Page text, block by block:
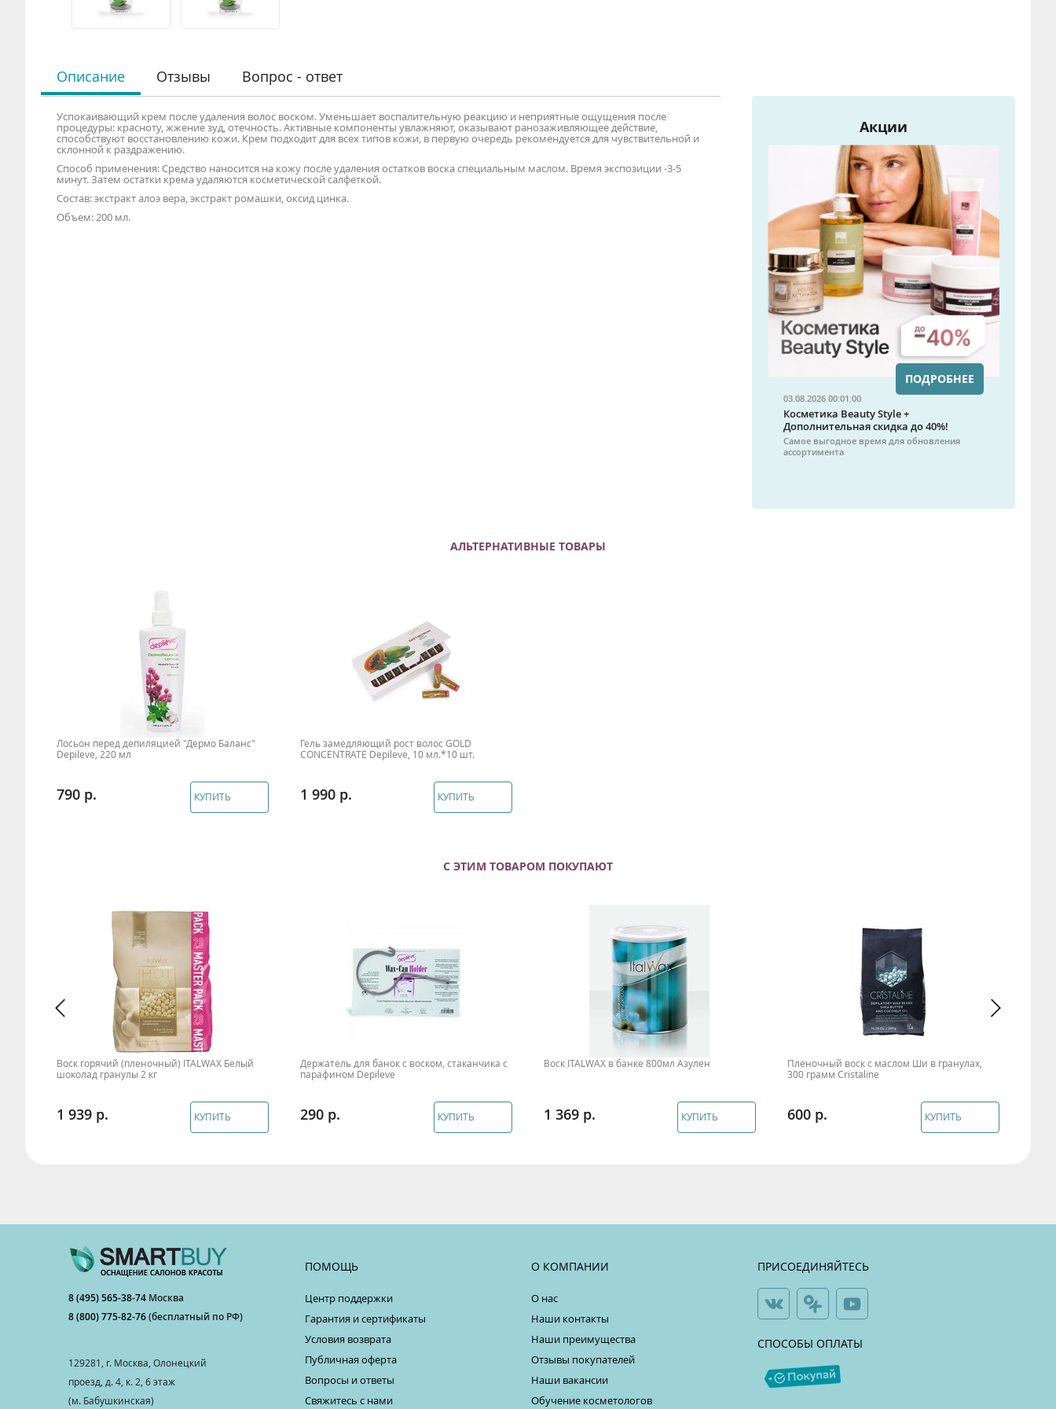
Описание
Успокаивающий крем после удаления волос воском. Уменьшает воспалительную реакцию и неприятные ощущения после
процедуры: красноту, жжение зуд, отечность. Активные компоненты увлажняют, оказывают ранозаживляющее действие,
способствуют восстановлению кожи. Крем подходит для всех типов кожи, в первую очередь рекомендуется для чувствительной и
склонной к раздражению.
Способ применения: Средство наносится на кожу после удаления остатков воска специальным маслом. Время экспозиции -3-5
минут. Затем остатки крема удаляются косметической салфеткой.
Состав: экстракт алоэ вера, экстракт ромашки, оксид цинка.
Объем: 200 мл.
Отзывы Вопрос - ответ
Акции
03.08.2026 00:01:00
Косметика Beauty Style +
Дополнительная скидка до 40%!
Самое выгодное время для обновления
ассортимента
ПОДРОБНЕЕ
АЛЬТЕРНАТИВНЫЕ ТОВАРЫ
Лосьон перед депиляцией "Дермо Баланс"
Depileve, 220 мл
790 КУПИТЬ
Гель замедляющий рост волос GOLD
CONCENTRATE Depileve, 10 мл.*10 шт.
1 990 КУПИТЬ
С ЭТИМ ТОВАРОМ ПОКУПАЮТ
Воск горячий (пленочный) ITALWAX Белый
шоколад гранулы 2 кг
1 939 КУПИТЬ
Держатель для банок с воском, стаканчика с
парафином Depileve
290 КУПИТЬ
Воск ITALWAX в банке 800мл Азулен
1 369 КУПИТЬ
Пленочный воск с маслом Ши в гранулах,
300 грамм Cristaline
600 КУПИТЬ
8 (495) 565-38-74 Москва
8 (800) 775-82-76(бесплатный по РФ)
129281, г. Москва, Олонецкий
проезд, д. 4, к. 2, 6 этаж
(м. Бабушкинская)
ПОМОЩЬ
Центр поддержки
Гарантия и сертификаты
Условия возврата
Публичная оферта
Вопросы и ответы
Свяжитесь с нами
О КОМПАНИИ
О нас
Наши контакты
Наши преимущества
Отзывы покупателей
Наши вакансии
Обучение косметологов
ПРИСОЕДИНЯЙТЕСЬ
СПОСОБЫ ОПЛАТЫ